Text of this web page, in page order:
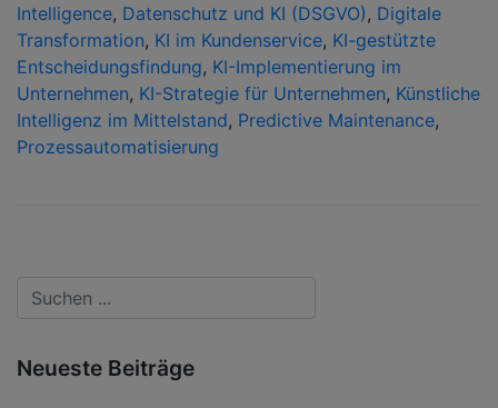
Intelligence, Datenschutz und KI (DSGVO) , Digitale
Transformation, KI im Kundenservice, KI-gestützte
Entscheidungsfindung, KI-Implementierung im
Unternehmen, KI-Strategie für Unternehmen, Künstliche
Intelligenz im Mittelstand, Predictive Maintenance,
Prozessautomatisierung
Neueste Beiträge